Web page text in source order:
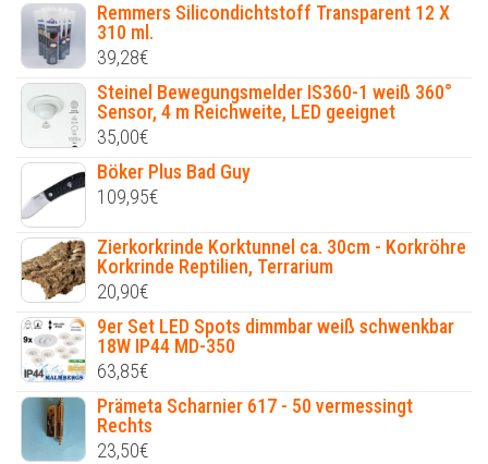
Remmers Silicondichtstoff Transparent 12 X
310 ml.
39,28€
Steinel Bewegungsmelder IS360-1 weiß 360°
Sensor, 4 m Reichweite, LED geeignet
35,00€
Böker Plus Bad Guy
109,95€
Zierkorkrinde Korktunnel ca. 30cm - Korkröhre
Korkrinde Reptilien, Terrarium
20,90€
9er Set LED Spots dimmbar weiß schwenkbar
18W IP44 MD-350
63,85€
Prämeta Scharnier 617 - 50 vermessingt
Rechts
23,50€